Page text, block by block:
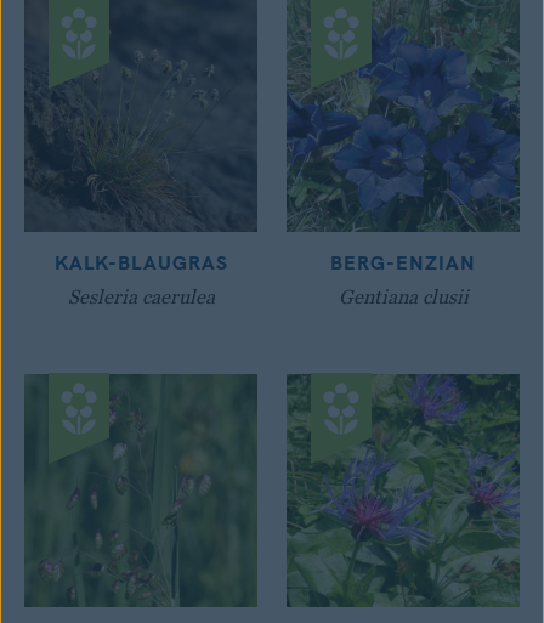
KALK-BLAUGRAS
Sesleria caerulea
BERG-ENZIAN
Gentiana clusii